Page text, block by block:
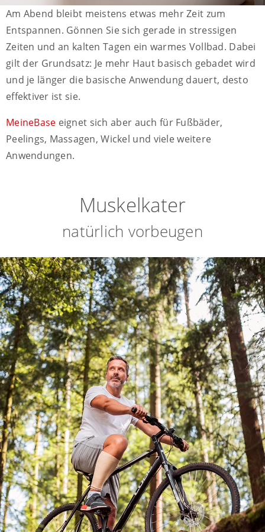
Am Abend bleibt meistens etwas mehr Zeit zum
Entspannen. Gönnen Sie sich gerade in stressigen
Zeiten und an kalten Tagen ein warmes Vollbad. Dabei
gilt der Grundsatz: Je mehr Haut basisch gebadet wird
und je länger die basische Anwendung dauert, desto
effektiver ist sie.
MeineBase eignet sich aber auch für Fußbäder,
Peelings, Massagen, Wickel und viele weitere
Anwendungen.
Muskelkater
natürlich vorbeugen